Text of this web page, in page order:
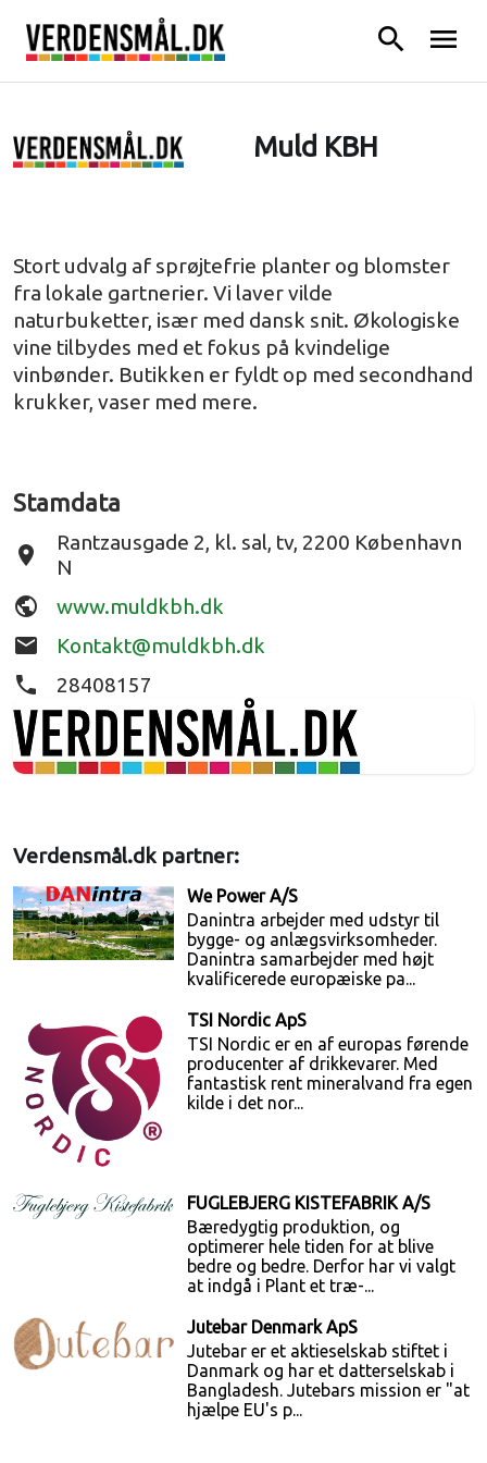
search menu
Muld KBH
Stort udvalg af sprøjtefrie planter og blomster
fra lokale gartnerier. Vi laver vilde
naturbuketter, især med dansk snit. Økologiske
vine tilbydes med et fokus på kvindelige
vinbønder. Butikken er fyldt op med secondhand
krukker, vaser med mere.
Stamdata
place
Rantzausgade 2, kl. sal, tv, 2200 København
N
public www.muldkbh.dk
email Kontakt@muldkbh.dk
phone 28408157
Verdensmål.dk partner:
We Power A/S
Danintra arbejder med udstyr til
bygge- og anlægsvirksomheder.
Danintra samarbejder med højt
kvalificerede europæiske pa...
TSI Nordic ApS
TSI Nordic er en af europas førende
producenter af drikkevarer. Med
fantastisk rent mineralvand fra egen
kilde i det nor...
FUGLEBJERG KISTEFABRIK A/S
Bæredygtig produktion, og
optimerer hele tiden for at blive
bedre og bedre. Derfor har vi valgt
at indgå i Plant et træ-...
Jutebar Denmark ApS
Jutebar er et aktieselskab stiftet i
Danmark og har et datterselskab i
Bangladesh. Jutebars mission er "at
hjælpe EU's p...